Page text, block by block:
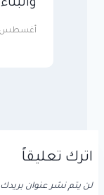
والبناء
أغسطس 25, 2025
اترك تعليقاً
لن يتم نشر عنوان بريدك